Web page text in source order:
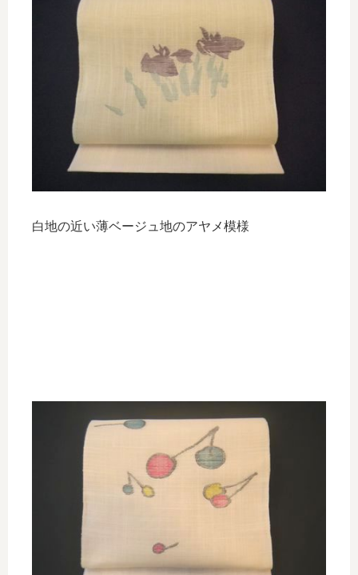
白地の近い薄ベージュ地のアヤメ模様